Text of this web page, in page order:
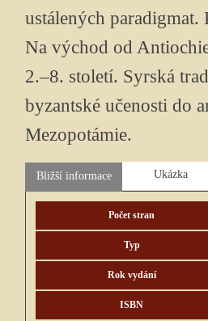
ustálených
Na východ od
2.–8. století. Syrská
byzantské učenosti do
Mezopotámie.
Bližší informace Ukázka
Počet stran
Typ
Rok vydání
ISBN